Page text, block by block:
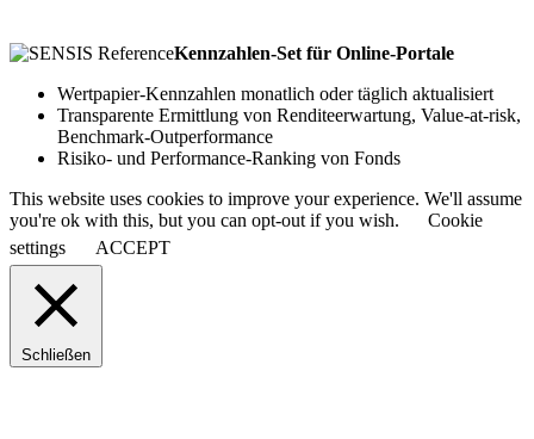
Kennzahlen-Set für Online-Portale
­Wertpapier-Kennzahlen monatlich oder ­täglich aktualisiert
Transparente Ermittlung von ­Rendite­erwartung, Value-at-risk,
Benchmark-Outperformance
Risiko- und Performance-Ranking von Fonds
This website uses cookies to improve your experience. We'll assume
you're ok with this, but you can opt-out if you wish.
Cookie
settings
ACCEPT
Schließen